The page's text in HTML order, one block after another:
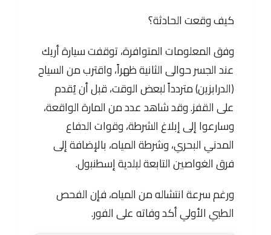
كيف وقعت الحادثة؟
وفق المعلومات المتوافرة، توقفت سيارة أريك
عند الجسر حوالى الثانية ظهراً، واقترب من السياح
(الدرابزين) متردداً لبعض الوقت، قبل أن يُقدم
على القفز. وقد شاهد عدد من المارة الواقعة،
وسارعوا إلى إبلاغ الشرطة، وقوات الدفاع
المدني البحري، وشرطة المياه، بالإضافة إلى
فرق الغواصين التابعة لبلدية إسطنبول.
ورغم سرعة انتشاله من المياه، فإن الفحص
الطبي الأولي أكد وفاته على الفور.